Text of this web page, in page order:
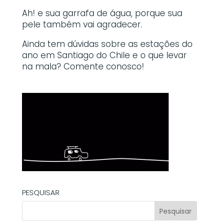
Ah! e sua garrafa de água, porque sua
pele também vai agradecer.
Ainda tem dúvidas sobre as estações do
ano em Santiago do Chile e o que levar
na mala? Comente conosco!
PESQUISAR